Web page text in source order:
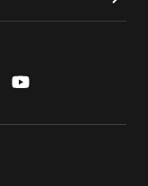
youtube